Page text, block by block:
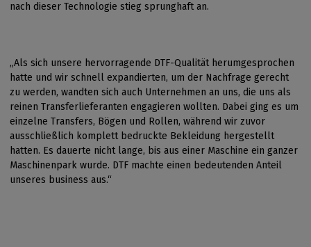
nach dieser Technologie stieg sprunghaft an.
„Als sich unsere hervorragende DTF-Qualität herumgesprochen
hatte und wir schnell expandierten, um der Nachfrage gerecht
zu werden, wandten sich auch Unternehmen an uns, die uns als
reinen Transferlieferanten engagieren wollten. Dabei ging es um
einzelne Transfers, Bögen und Rollen, während wir zuvor
ausschließlich komplett bedruckte Bekleidung hergestellt
hatten. Es dauerte nicht lange, bis aus einer Maschine ein ganzer
Maschinenpark wurde. DTF machte einen bedeutenden Anteil
unseres business aus.“